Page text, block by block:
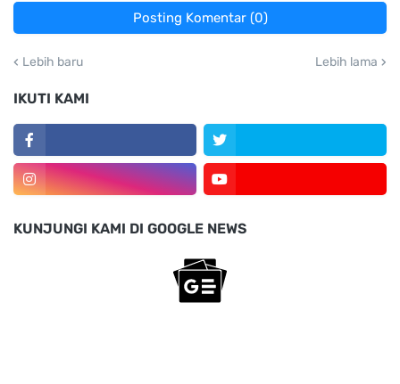
Posting Komentar (0)
Lebih baru Lebih lama
IKUTI KAMI
KUNJUNGI KAMI DI GOOGLE NEWS